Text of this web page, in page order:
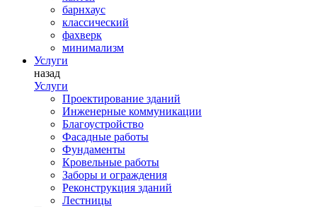
барнхаус
классический
фахверк
минимализм
Услуги
назад
Услуги
Проектирование зданий
Инженерные коммуникации
Благоустройство
Фасадные работы
Фундаменты
Кровельные работы
Заборы и ограждения
Реконструкция зданий
Лестницы